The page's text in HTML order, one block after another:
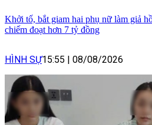
Khởi tố, bắt giam hai phụ nữ làm giả
chiếm đoạt hơn 7 tỷ đồng
HÌNH SỰ15:55 08/08/2026